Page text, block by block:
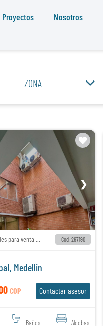
Proyectos Nosotros
ZONA
❯
Oficinas disponibles para venta en guayabal, sector estación aguacatala Cod: 267190
Medellin
COP Contactar asesor
Baños Alcobas